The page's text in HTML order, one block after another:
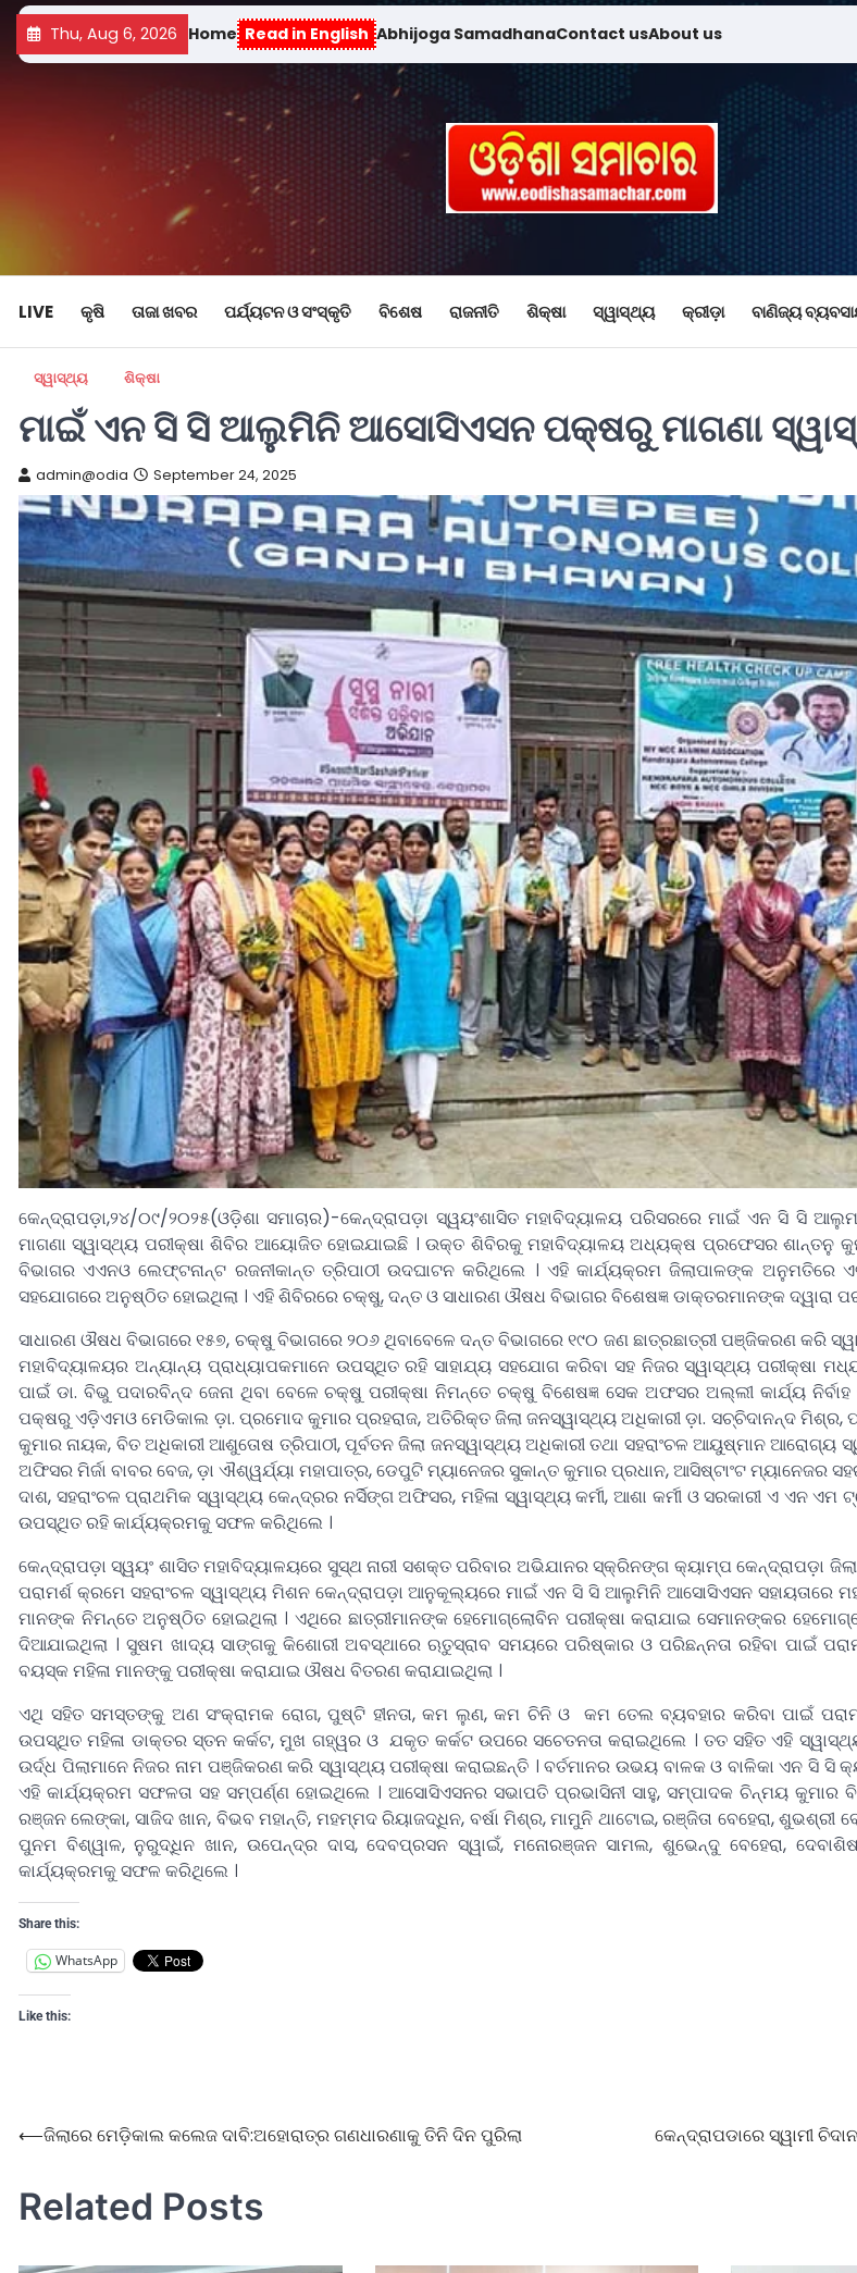
Thu, Aug 6, 2026 Home Read in English Abhijoga SamadhanaContact usAbout us
LIVE କୃଷି ତାଜା ଖବର ପର୍ଯ୍ୟଟନ ଓ ସଂସ୍କୃତି ବିଶେଷ ରାଜନୀତି ଶିକ୍ଷା ସ୍ୱାସ୍ଥ୍ୟ କ୍ରୀଡ଼ା ବାଣିଜ୍ୟ
ସ୍ୱାସ୍ଥ୍ୟ ଶିକ୍ଷା
ମାଇଁ ଏନ ସି ସି ଆଲୁମିନି ଆସୋସିଏସନ ପକ୍ଷରୁ ମାଗଣା
admin@odia September 24, 2025
କେନ୍ଦ୍ରାପଡ଼ା,୨୪/୦୯/୨୦୨୫(ଓଡ଼ିଶା ସମାଚାର)-କେନ୍ଦ୍ରାପଡ଼ା ସ୍ୱୟଂଶାସିତ ମହାବିଦ୍ୟାଳୟ ପରିସରରେ ମାଇଁ ଏନ ସି ସି
ମାଗଣା ସ୍ୱାସ୍ଥ୍ୟ ପରୀକ୍ଷା ଶିବିର ଆୟୋଜିତ ହୋଇଯାଇଛି । ଉକ୍ତ ଶିବିରକୁ ମହାବିଦ୍ୟାଳୟ ଅଧ୍ୟକ୍ଷ ପ୍ରଫେସର ଶାନ୍ତନୁ
ବିଭାଗର ଏଏନଓ ଲେଫ୍ଟନାନ୍ଟ ରଜନୀକାନ୍ତ ତ୍ରିପାଠୀ ଉଦଘାଟନ କରିଥିଲେ । ଏହି କାର୍ଯ୍ୟକ୍ରମ ଜିଲାପାଳଙ୍କ ଅନୁମତିରେ
ସହଯୋଗରେ ଅନୁଷ୍ଠିତ ହୋଇଥିଲା । ଏହି ଶିବିରରେ ଚକ୍ଷୁ, ଦନ୍ତ ଓ ସାଧାରଣ ଔଷଧ ବିଭାଗର ବିଶେଷଜ୍ଞ ଡାକ୍ତରମାନଙ୍କ ଦ୍ୱାରା
ସାଧାରଣ ଔଷଧ ବିଭାଗରେ ୧୫୭, ଚକ୍ଷୁ ବିଭାଗରେ ୨୦୬ ଥିବାବେଳେ ଦନ୍ତ ବିଭାଗରେ ୧୯୦ ଜଣ ଛାତ୍ରଛାତ୍ରୀ ପଞ୍ଜିକରଣ କରି
ମହାବିଦ୍ୟାଳୟର ଅନ୍ୟାନ୍ୟ ପ୍ରାଧ୍ୟାପକମାନେ ଉପସ୍ଥିତ ରହି ସାହାଯ୍ୟ ସହଯୋଗ କରିବା ସହ ନିଜର ସ୍ୱାସ୍ଥ୍ୟ ପରୀକ୍ଷା
ପାଇଁ ଡା. ବିଭୁ ପଦାରବିନ୍ଦ ଜେନା ଥିବା ବେଳେ ଚକ୍ଷୁ ପରୀକ୍ଷା ନିମନ୍ତେ ଚକ୍ଷୁ ବିଶେଷଜ୍ଞ ସେକ ଅଫସର ଅଲ୍ଲୀ କାର୍ଯ୍ୟ
ପକ୍ଷରୁ ଏଡ଼ିଏମଓ ମେଡିକାଲ ଡ଼ା. ପ୍ରମୋଦ କୁମାର ପ୍ରହରାଜ, ଅତିରିକ୍ତ ଜିଲା ଜନସ୍ୱାସ୍ଥ୍ୟ ଅଧିକାରୀ ଡ଼ା. ସଚ୍ଚିଦାନନ୍ଦ ମିଶ୍ର,
କୁମାର ନାୟକ, ବିତ ଅଧିକାରୀ ଆଶୁତୋଷ ତ୍ରିପାଠୀ, ପୂର୍ବତନ ଜିଲା ଜନସ୍ୱାସ୍ଥ୍ୟ ଅଧିକାରୀ ତଥା ସହରାଂଚଳ ଆୟୁଷ୍ମାନ ଆରୋଗ୍ୟ
ଅଫିସର ମିର୍ଜା ବାବର ବେଜ, ଡ଼ା ଐଶ୍ୱର୍ଯ୍ୟା ମହାପାତ୍ର, ଡେପୁଟି ମ୍ୟାନେଜର ସୁକାନ୍ତ କୁମାର ପ୍ରଧାନ, ଆସିଷ୍ଟାଂଟ ମ୍ୟାନେଜର
ଦାଶ, ସହରାଂଚଳ ପ୍ରାଥମିକ ସ୍ୱାସ୍ଥ୍ୟ କେନ୍ଦ୍ରର ନର୍ସିଙ୍ଗ ଅଫିସର, ମହିଳା ସ୍ୱାସ୍ଥ୍ୟ କର୍ମୀ, ଆଶା କର୍ମୀ ଓ ସରକାରୀ ଏ ଏନ ଏମ
ଉପସ୍ଥିତ ରହି କାର୍ଯ୍ୟକ୍ରମକୁ ସଫଳ କରିଥିଲେ ।
କେନ୍ଦ୍ରାପଡ଼ା ସ୍ୱୟଂ ଶାସିତ ମହାବିଦ୍ୟାଳୟରେ ସୁସ୍ଥ ନାରୀ ସଶକ୍ତ ପରିବାର ଅଭିଯାନର ସ୍କ୍ରିନଙ୍ଗ କ୍ୟାମ୍ପ କେନ୍ଦ୍ରାପଡ଼ା
ପରାମର୍ଶ କ୍ରମେ ସହରାଂଚଳ ସ୍ୱାସ୍ଥ୍ୟ ମିଶନ କେନ୍ଦ୍ରାପଡ଼ା ଆନୁକୂଲ୍ୟରେ ମାଇଁ ଏନ ସି ସି ଆଲୁମିନି ଆସୋସିଏସନ ସହାୟତାରେ
ମାନଙ୍କ ନିମନ୍ତେ ଅନୁଷ୍ଠିତ ହୋଇଥିଲା । ଏଥିରେ ଛାତ୍ରୀମାନଙ୍କ ହେମୋଗ୍ଲୋବିନ ପରୀକ୍ଷା କରାଯାଇ ସେମାନଙ୍କର
ଦିଆଯାଇଥିଲା । ସୁଷମ ଖାଦ୍ୟ ସାଙ୍ଗକୁ କିଶୋରୀ ଅବସ୍ଥାରେ ଋତୁସ୍ରାବ ସମୟରେ ପରିଷ୍କାର ଓ ପରିଛନ୍ନତା ରହିବା ପାଇଁ
ବୟସ୍କ ମହିଳା ମାନଙ୍କୁ ପରୀକ୍ଷା କରାଯାଇ ଔଷଧ ବିତରଣ କରାଯାଇଥିଲା ।
ଏଥି ସହିତ ସମସ୍ତଙ୍କୁ ଅଣ ସଂକ୍ରାମକ ରୋଗ, ପୁଷ୍ଟି ହୀନତା, କମ ଲୁଣ, କମ ଚିନି ଓ କମ ତେଲ ବ୍ୟବହାର କରିବା ପାଇଁ
ଉପସ୍ଥିତ ମହିଳା ଡାକ୍ତର ସ୍ତନ କର୍କଟ, ମୁଖ ଗହ୍ୱର ଓ ଯକୃତ କର୍କଟ ଉପରେ ସଚେତନତା କରାଇଥିଲେ । ତତ ସହିତ ଏହି
ଉର୍ଦ୍ଧ ପିଲାମାନେ ନିଜର ନାମ ପଞ୍ଜିକରଣ କରି ସ୍ୱାସ୍ଥ୍ୟ ପରୀକ୍ଷା କରାଇଛନ୍ତି । ବର୍ତମାନର ଉଭୟ ବାଳକ ଓ ବାଳିକା ଏନ ସି ସି
ଏହି କାର୍ଯ୍ୟକ୍ରମ ସଫଳତା ସହ ସମ୍ପର୍ଣ୍ଣ ହୋଇଥିଲେ । ଆସୋସିଏସନର ସଭାପତି ପ୍ରଭାସିନୀ ସାହୁ, ସମ୍ପାଦକ ଚିନ୍ମୟ କୁମାର
ରଞ୍ଜନ ଲେଙ୍କା, ସାଜିଦ ଖାନ, ବିଭବ ମହାନ୍ତି, ମହମ୍ମଦ ରିୟାଜଦ୍ଧିନ, ବର୍ଷା ମିଶ୍ର, ମାମୁନି ଥାଟୋଇ, ରଞ୍ଜିତା ବେହେରା, ଶୁଭଶ୍ରୀ
ପୁନମ ବିଶ୍ୱାଳ, ନୁରୁଦ୍ଧିନ ଖାନ, ଉପେନ୍ଦ୍ର ଦାସ, ଦେବପ୍ରସନ ସ୍ୱାଇଁ, ମନୋରଞ୍ଜନ ସାମଲ, ଶୁଭେନ୍ଦୁ ବେହେରା,
କାର୍ଯ୍ୟକ୍ରମକୁ ସଫଳ କରିଥିଲେ ।
Share this:
WhatsApp
Like this:
⟵ଜିଲାରେ ମେଡ଼ିକାଲ କଲେଜ ଦାବି:ଅହୋରାତ୍ର ଗଣଧାରଣାକୁ ତିନି ଦିନ ପୁରିଲା କେନ୍ଦ୍ରାପଡାରେ ସ୍ୱାମୀ
Related Posts